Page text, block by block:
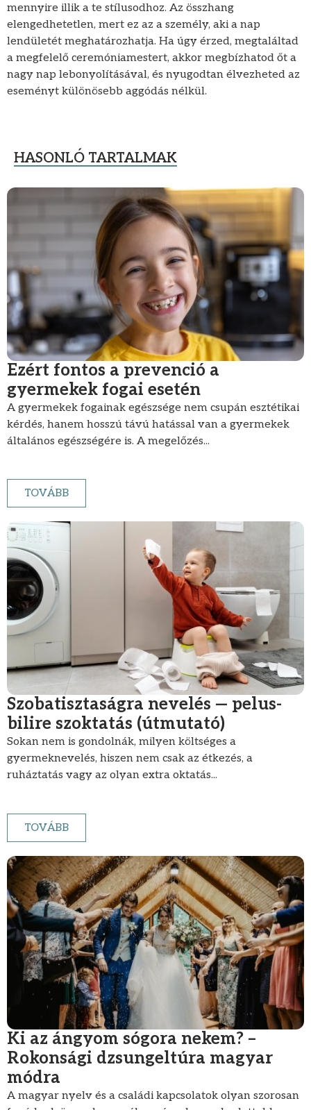
mennyire illik a te stílusodhoz. Az összhang
elengedhetetlen, mert ez az a személy, aki a nap
lendületét meghatározhatja. Ha úgy érzed, megtaláltad
a megfelelő ceremóniamestert, akkor megbízhatod őt a
nagy nap lebonyolításával, és nyugodtan élvezheted az
eseményt különösebb aggódás nélkül.
HASONLÓ TARTALMAK
Ezért fontos a prevenció a
gyermekek fogai esetén
A gyermekek fogainak egészsége nem csupán esztétikai
kérdés, hanem hosszú távú hatással van a gyermekek
általános egészségére is. A megelőzés...
TOVÁBB
Szobatisztaságra nevelés — pelus-
bilire szoktatás (útmutató)
Sokan nem is gondolnák, milyen költséges a
gyermeknevelés, hiszen nem csak az étkezés, a
ruháztatás vagy az olyan extra oktatás...
TOVÁBB
Ki az ángyom sógora nekem? –
Rokonsági dzsungeltúra magyar
módra
A magyar nyelv és a családi kapcsolatok olyan szorosan